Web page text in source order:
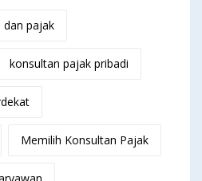
dan pajak
konsultan pajak pribadi
Memilih Konsultan Pajak